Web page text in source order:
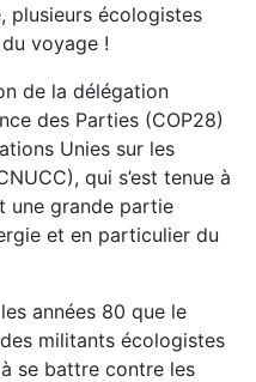
plusieurs écologistes
voyage !
de la délégation
des Parties (COP28)
Unies sur les
qui s’est tenue à
une grande partie
et en particulier du
années 80 que le
militants écologistes
se battre contre les